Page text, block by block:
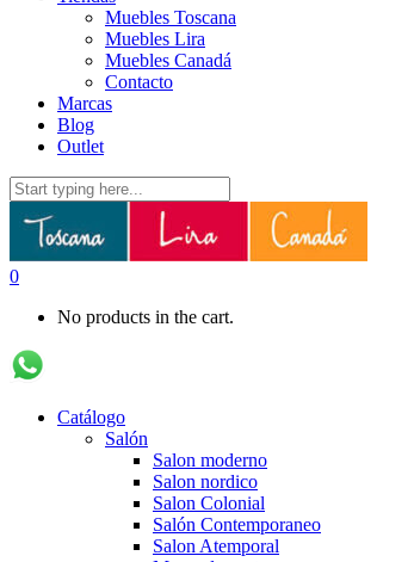
Muebles Toscana
Muebles Lira
Muebles Canadá
Contacto
Marcas
Blog
Outlet
0
No products in the cart.
Catálogo
Salón
Salon moderno
Salon nordico
Salon Colonial
Salón Contemporaneo
Salon Atemporal